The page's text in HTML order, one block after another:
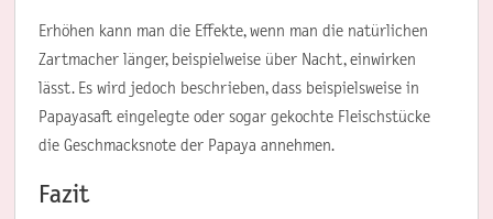
Erhöhen kann man die Effekte, wenn man die natürlichen
Zartmacher länger, beispielweise über Nacht, einwirken
lässt. Es wird jedoch beschrieben, dass beispielsweise in
Papayasaft eingelegte oder sogar gekochte Fleischstücke
die Geschmacksnote der Papaya annehmen.
Fazit